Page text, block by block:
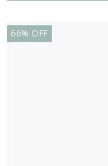
66% OFF